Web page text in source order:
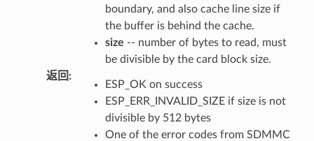
boundary, and also cache line size if
the buffer is behind the cache.
size -- number of bytes to read, must
be divisible by the card block size.
返回 :
ESP_OK on success
ESP_ERR_INVALID_SIZE if size is not
divisible by 512 bytes
One of the error codes from SDMMC